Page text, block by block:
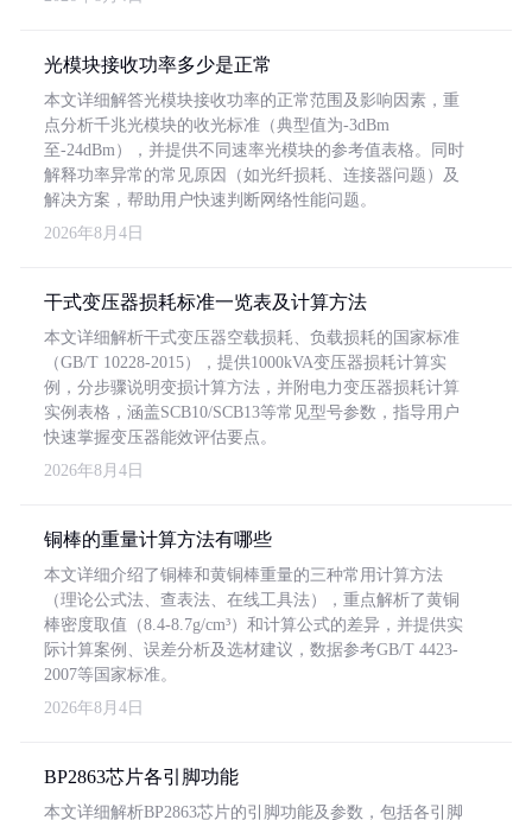
光模块接收功率多少是正常
本文详细解答光模块接收功率的正常范围及影响因素，重
点分析千兆光模块的收光标准（典型值为-3dBm
至-24dBm），并提供不同速率光模块的参考值表格。同时
解释功率异常的常见原因（如光纤损耗、连接器问题）及
解决方案，帮助用户快速判断网络性能问题。
2026年8月4日
干式变压器损耗标准一览表及计算方法
本文详细解析干式变压器空载损耗、负载损耗的国家标准
（GB/T 10228-2015），提供1000kVA变压器损耗计算实
例，分步骤说明变损计算方法，并附电力变压器损耗计算
实例表格，涵盖SCB10/SCB13等常见型号参数，指导用户
快速掌握变压器能效评估要点。
2026年8月4日
铜棒的重量计算方法有哪些
本文详细介绍了铜棒和黄铜棒重量的三种常用计算方法
（理论公式法、查表法、在线工具法），重点解析了黄铜
棒密度取值（8.4-8.7g/cm³）和计算公式的差异，并提供实
际计算案例、误差分析及选材建议，数据参考GB/T 4423-
2007等国家标准。
2026年8月4日
BP2863芯片各引脚功能
本文详细解析BP2863芯片的引脚功能及参数，包括各引脚